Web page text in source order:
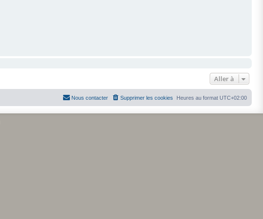
Aller à
Heures au format UTC+02:00
Supprimer les cookies
Nous contacter